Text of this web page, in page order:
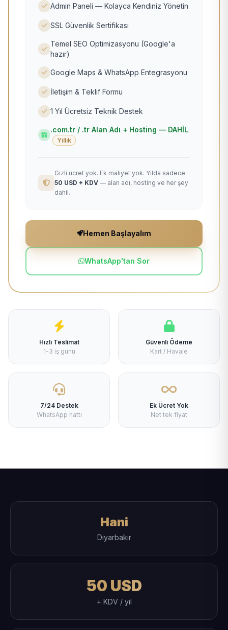
Admin Paneli — Kolayca Kendiniz Yönetin
SSL Güvenlik Sertifikası
Temel SEO Optimizasyonu (Google'a
hazır)
Google Maps & WhatsApp Entegrasyonu
İletişim & Teklif Formu
1 Yıl Ücretsiz Teknik Destek
.com.tr / .tr Alan Adı + Hosting — DAHİL
Yıllık
Gizli ücret yok. Ek maliyet yok. Yılda sadece
50 USD + KDV — alan adı, hosting ve her şey
dahil.
Hemen Başlayalım
WhatsApp'tan Sor
Hızlı Teslimat
1-3 iş günü
Güvenli Ödeme
Kart / Havale
7/24 Destek
WhatsApp hattı
Ek Ücret Yok
Net tek fiyat
Hani
Diyarbakır
50 USD
+ KDV / yıl